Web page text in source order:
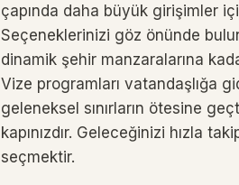
çapında daha büyük girişimler
Seçeneklerinizi göz önünde
dinamik şehir manzaralarına
Vize programları vatandaşlığa
geleneksel sınırların ötesine
kapınızdır. Geleceğinizi hızla
seçmektir.